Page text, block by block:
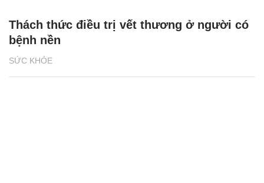
SỨC KHỎE
Thách thức điều trị vết thương ở người có
bệnh nền